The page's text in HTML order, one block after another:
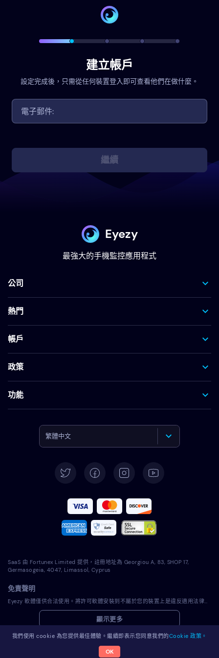
建立帳戶
設定完成後，只需從任何裝置登入即可查看他們在做什麼。
繼續
Eyezy
最強大的手機監控應用程式
公司
熱門
帳戶
政策
功能
繁體中文
Deutsch
Español
Français
Português
Polski
Română
SaaS 由 Fortunex Limited 提供，註冊地址為 Georgiou A, 83, SHOP 17,
Germasogeia, 4047, Limassol, Cyprus
免責聲明
Eyezy 軟體僅供合法使用。將許可軟體安裝到不屬於您的裝置上是違反適用法律和您當地司法管轄區法律的行為。法律通常要求您通知您打算在其上安裝許可軟體的裝置的所有者。違反此要求可能會導致違規者受到嚴厲的金錢和刑事處罰。在安裝和使用許可軟體之前，您應該諮詢您自己的法律顧問在您的管轄範圍內使用該許可軟體是否合法。您全權負責將許可軟體安裝到此類裝置上，並且您知道 Eyezy 不承擔任何責任。
顯示更多
© 2026 Eyezy。版權所有。
我們使用 cookie 為您提供最佳體驗。繼續即表示您同意我們的Cookie 政策。
OK